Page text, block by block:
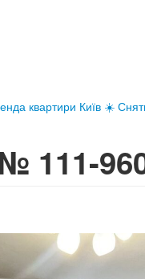
квартири Київ ☀️
111-